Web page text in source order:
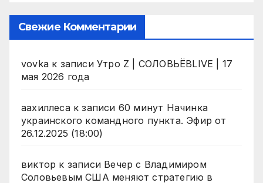
Свежие Комментарии
vovka к записи Утро Z | СОЛОВЬЁВLIVE | 17
мая 2026 года
аахиллесак записи 60 минут Начинка
украинского командного пункта. Эфир от
26.12.2025 (18:00)
виктор к записи Вечер с Владимиром
Соловьевым США меняют стратегию в